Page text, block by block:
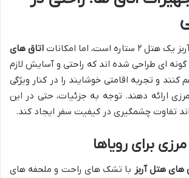
است، اما امکانات
اتاق های
گونه ای طراحی شده اند که راحتی و آسایش لازم
کنند و تجربه اقامتی خوشایند را در کنار ویژگی
ارائه دهند. توجه به جزئیات، حتی در این
تفاوت چشمگیری در کیفیت سفر ایجاد کند.
برای رویاها
های هتل آربز با تشک های راحت و ملحفه های